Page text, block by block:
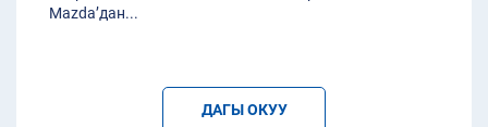
Mazda’дан...
ДАГЫ ОКУУ